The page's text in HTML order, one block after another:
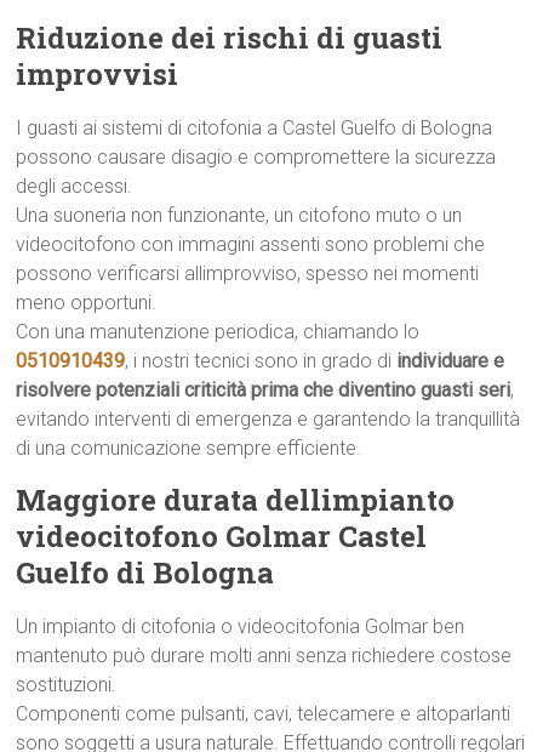
Riduzione dei rischi di guasti
improvvisi
I guasti ai sistemi di citofonia a Castel Guelfo di Bologna
possono causare disagio e compromettere la sicurezza
degli accessi.
Una suoneria non funzionante, un citofono muto o un
videocitofono con immagini assenti sono problemi che
possono verificarsi allimprovviso, spesso nei momenti
meno opportuni.
Con una manutenzione periodica, chiamando lo
0510910439, i nostri tecnici sono in grado di individuare e
risolvere potenziali criticità prima che diventino guasti seri,
evitando interventi di emergenza e garantendo la tranquillità
di una comunicazione sempre efficiente.
Maggiore durata dellimpianto
videocitofono Golmar Castel
Guelfo di Bologna
Un impianto di citofonia o videocitofonia Golmar ben
mantenuto può durare molti anni senza richiedere costose
sostituzioni.
Componenti come pulsanti, cavi, telecamere e altoparlanti
sono soggetti a usura naturale. Effettuando controlli regolari